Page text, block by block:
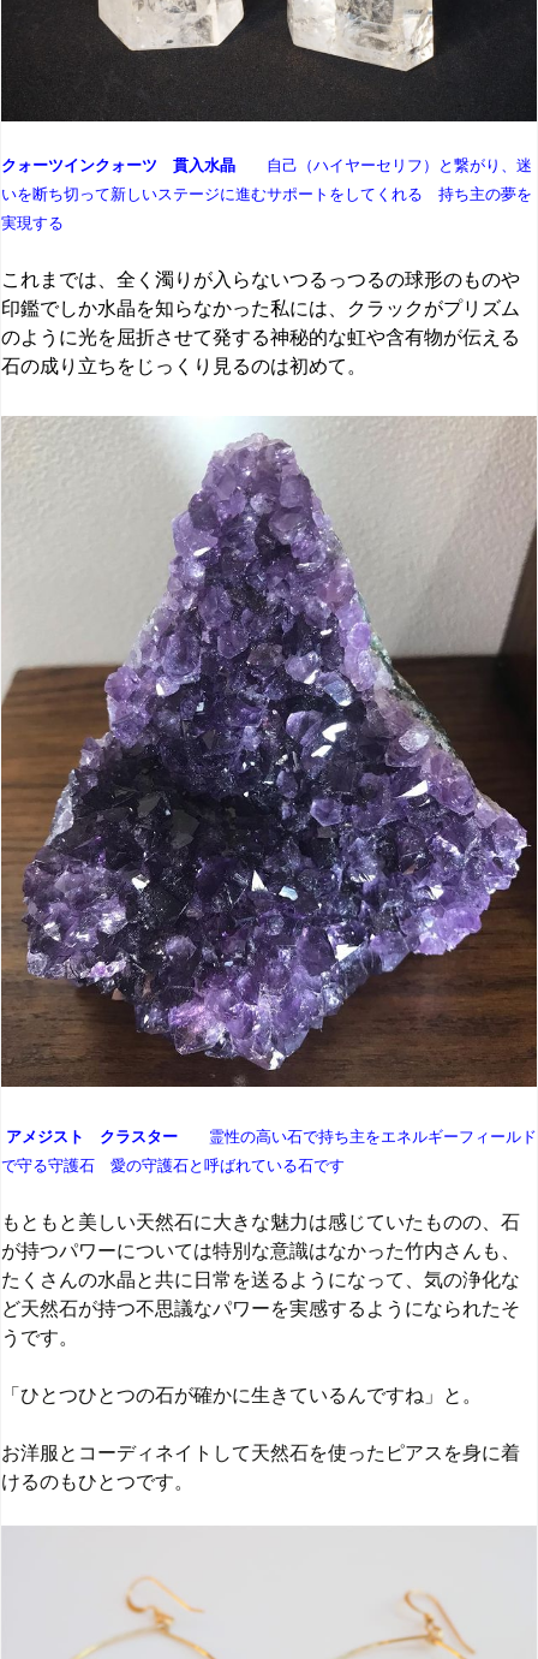
クォーツインクォーツ 貫入水晶 自己（ハイヤーセリフ）と繋がり、迷
いを断ち切って新しいステージに進むサポートをしてくれる 持ち主の夢を
実現する
これまでは、全く濁りが入らないつるっつるの球形のものや
印鑑でしか水晶を知らなかった私には、クラックがプリズム
のように光を屈折させて発する神秘的な虹や含有物が伝える
石の成り立ちをじっくり見るのは初めて。
アメジスト クラスター 霊性の高い石で持ち主をエネルギーフィールド
で守る守護石 愛の守護石と呼ばれている石です
もともと美しい天然石に大きな魅力は感じていたものの、石
が持つパワーについては特別な意識はなかった竹内さんも、
たくさんの水晶と共に日常を送るようになって、気の浄化な
ど天然石が持つ不思議なパワーを実感するようになられたそ
うです。
「ひとつひとつの石が確かに生きているんですね」と。
お洋服とコーディネイトして天然石を使ったピアスを身に着
けるのもひとつです。